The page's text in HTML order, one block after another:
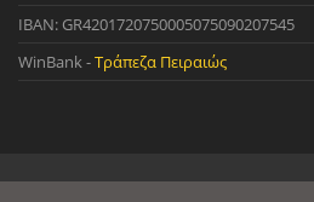
IBAN: GR4201720750005075090207545
WinBank -Τράπεζα Πειραιώς
© 2022 StreetWare. All Rights